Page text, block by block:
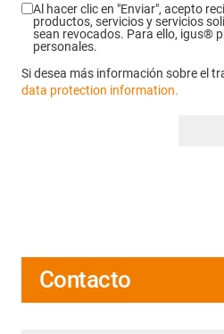
Al hacer clic en "Enviar", acepto
productos, servicios y servicios
sean revocados. Para ello, igus®
personales.
Si desea más información sobre el
data protection information.
Contacto